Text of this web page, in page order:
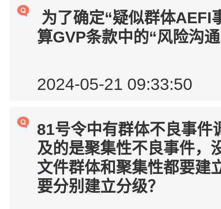
为了确定“疑似群体AEFI
算GVP条款中的“风险沟通
2024-05-21 09:33:50
81号令中有群体不良事件
及的是聚集性不良事件，
文件群体和聚集性都要建
要分别建立分级？